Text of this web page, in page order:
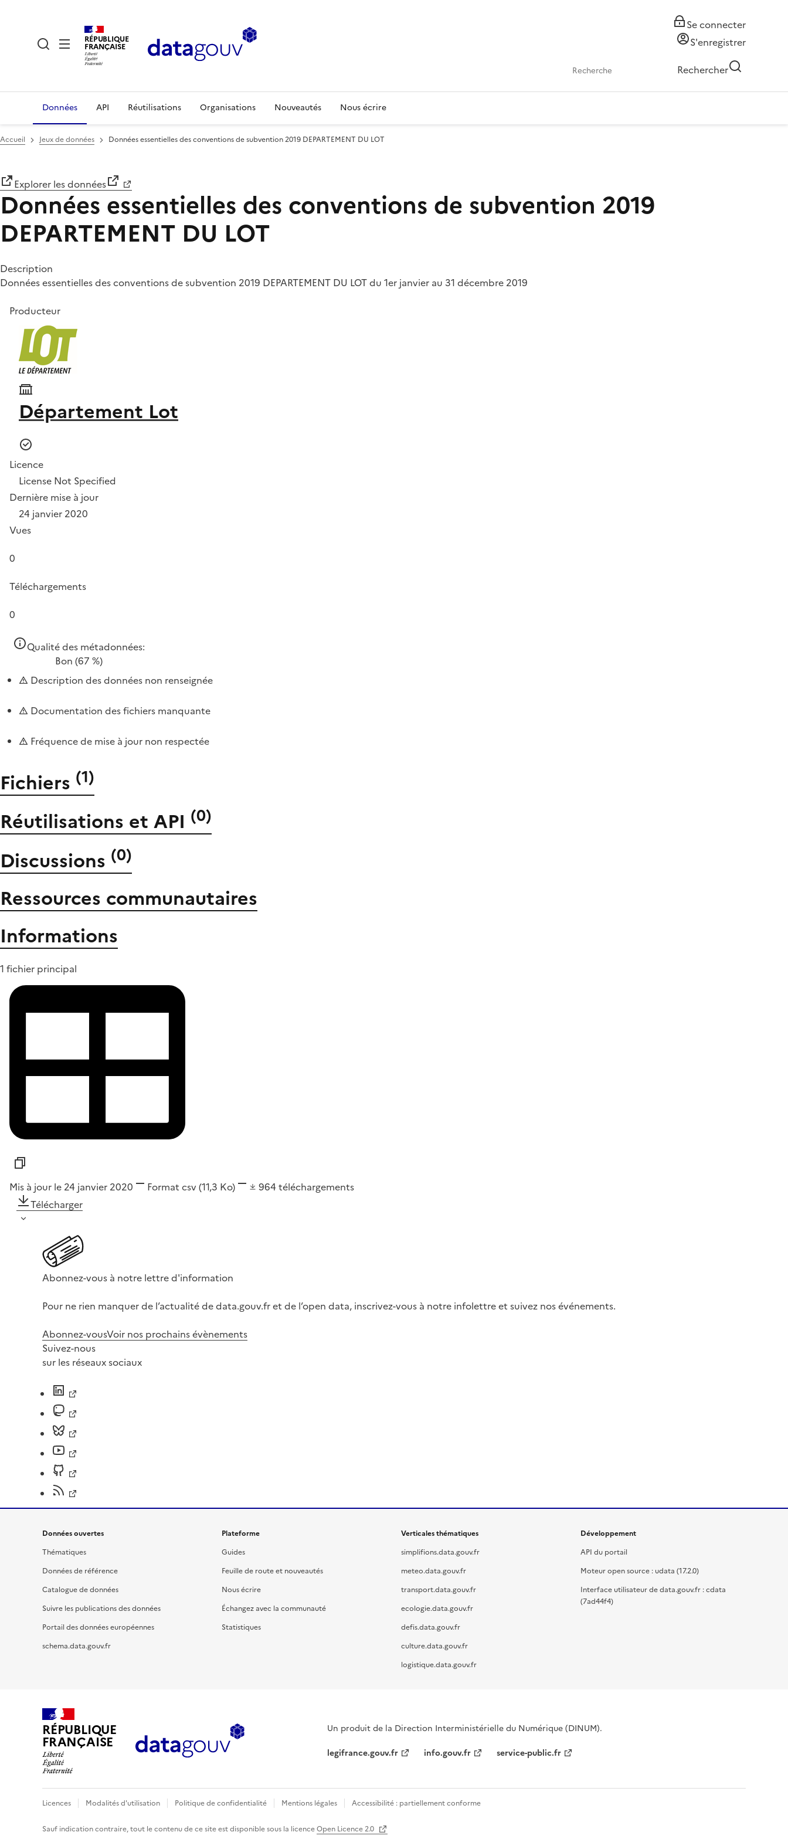
RÉPUBLIQUE
FRANÇAISE
Se connecter
S'enregistrer
Rechercher
Données API Réutilisations Organisations Nouveautés Nous écrire
Accueil Jeux de données Données essentielles des conventions de subvention 2019 DEPARTEMENT DU LOT
Explorer les données
Données essentielles des conventions de subvention 2019
DEPARTEMENT DU LOT
Description
Données essentielles des conventions de subvention 2019 DEPARTEMENT DU LOT du 1er janvier au 31 décembre 2019
Producteur
Département Lot
Licence
License Not Specified
Dernière mise à jour
24 janvier 2020
Vues
0
Téléchargements
0
Qualité des métadonnées:
Bon (67 %)
Description des données non renseignée
Documentation des fichiers manquante
Fréquence de mise à jour non respectée
Fichiers (1)
Réutilisations et API (0)
Discussions (0)
Ressources communautaires
Informations
1 fichier principal
Mis à jour le 24 janvier 2020 Format csv(11,3 Ko) 964 téléchargements
Télécharger
Abonnez-vous à notre lettre d'information
Pour ne rien manquer de l’actualité de data.gouv.fr et de l’open data, inscrivez-vous à notre infolettre et suivez nos événements.
Abonnez-vousVoir nos prochains évènements
Suivez-nous
sur les réseaux sociaux
Données ouvertes
Thématiques
Données de référence
Catalogue de données
Suivre les publications des données
Portail des données européennes
schema.data.gouv.fr
Plateforme
Guides
Feuille de route et nouveautés
Nous écrire
Échangez avec la communauté
Statistiques
Verticales thématiques
simplifions.data.gouv.fr
meteo.data.gouv.fr
transport.data.gouv.fr
ecologie.data.gouv.fr
defis.data.gouv.fr
culture.data.gouv.fr
logistique.data.gouv.fr
Développement
API du portail
Moteur open source : udata (17.2.0)
Interface utilisateur de data.gouv.fr : cdata
(7ad44f4)
RÉPUBLIQUE
FRANÇAISE
Un produit de la Direction Interministérielle du Numérique (DINUM).
legifrance.gouv.fr
info.gouv.fr service-public.fr
Licences Modalités d'utilisation Politique de confidentialité Mentions légales Accessibilité : partiellement conforme
Sauf indication contraire, tout le contenu de ce site est disponible sous la licenceOpen Licence 2.0